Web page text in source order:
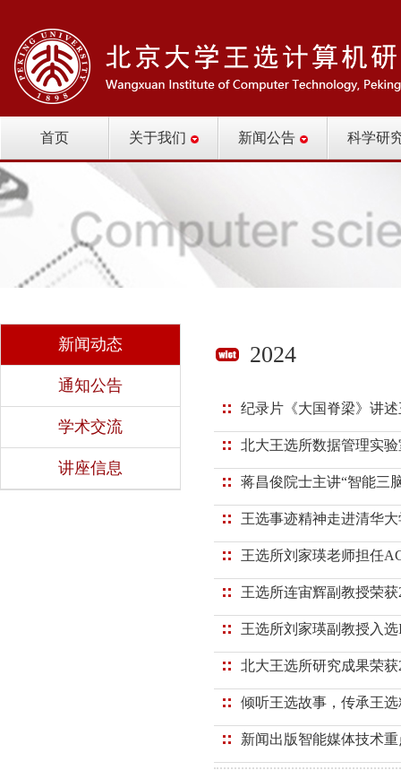
首页 关于我们 新闻公告 科学研
2024
纪录片《大国脊梁》讲
北大王选所数据管理实
蒋昌俊院士主讲“智能三
王选事迹精神走进清华
王选所刘家瑛老师担任
王选所连宙辉副教授荣
王选所刘家瑛副教授入选
北大王选所研究成果荣
倾听王选故事，传承王
新闻出版智能媒体技术
新闻动态
通知公告
学术交流
讲座信息